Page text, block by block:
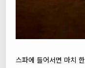
스파에 들어서면 마치